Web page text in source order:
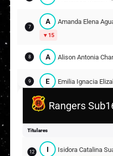
7
A Amanda Elena
15
8 A Alison Antonia
9 E Emilia Ignacia
Trinidad Patricia
F
Rangers
Titulares
12 I Isidora Catalina